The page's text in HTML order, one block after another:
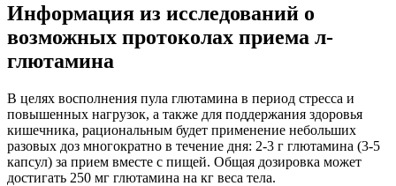
Информация из исследований о
возможных протоколах приема л-
глютамина
В целях восполнения пула глютамина в период стресса и
повышенных нагрузок, а также для поддержания здоровья
кишечника, рациональным будет применение небольших
разовых доз многократно в течение дня: 2-3 г глютамина (3-5
капсул) за прием вместе с пищей. Общая дозировка может
достигать 250 мг глютамина на кг веса тела.